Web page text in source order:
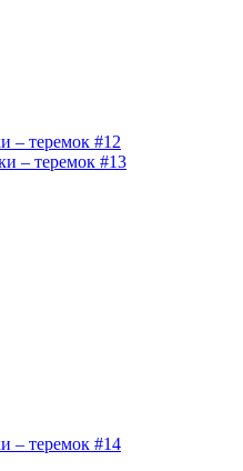
– теремок #12
– теремок #13
– теремок #14